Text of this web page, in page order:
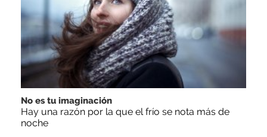
No es tu imaginación
Hay una razón por la que el frío se nota más de
noche